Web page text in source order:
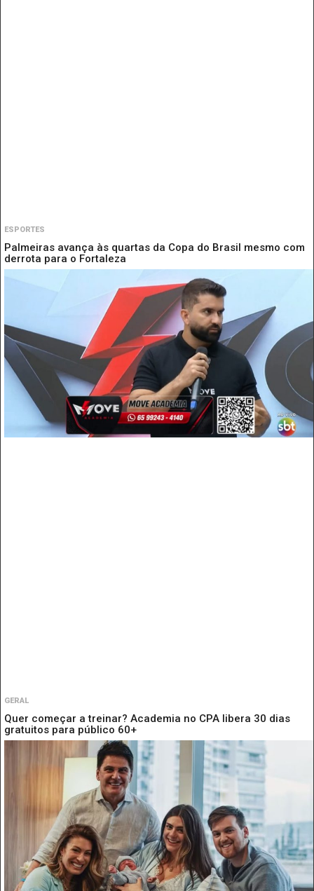
ESPORTES
Palmeiras avança às quartas da Copa do Brasil mesmo com
derrota para o Fortaleza
GERAL
Quer começar a treinar? Academia no CPA libera 30 dias
gratuitos para público 60+